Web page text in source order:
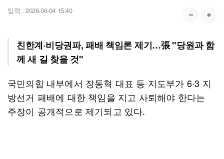
입력 : 2026-06-04 15:40
친한계·비당권파, 패배 책임론 제기…張 "당원과 함
께 새 길 찾을 것"
국민의힘 내부에서 장동혁 대표 등 지도부가 6·3 지
방선거 패배에 대한 책임을 지고 사퇴해야 한다는
주장이 공개적으로 제기되고 있다.